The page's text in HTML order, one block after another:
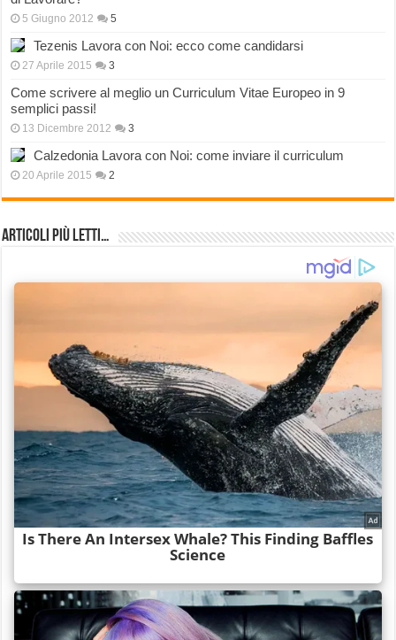
5 Giugno 2012 5
Tezenis Lavora con Noi: ecco come candidarsi
27 Aprile 2015 3
Come scrivere al meglio un Curriculum Vitae Europeo in 9
semplici passi!
13 Dicembre 2012 3
Calzedonia Lavora con Noi: come inviare il curriculum
20 Aprile 2015 2
Articoli più Letti…